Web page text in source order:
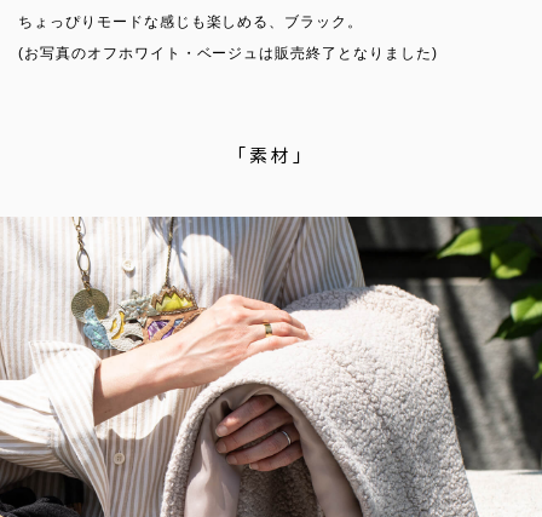
ちょっぴりモードな感じも楽しめる、ブラック。
(お写真のオフホワイト・ベージュは販売終了となりました)
「素材」